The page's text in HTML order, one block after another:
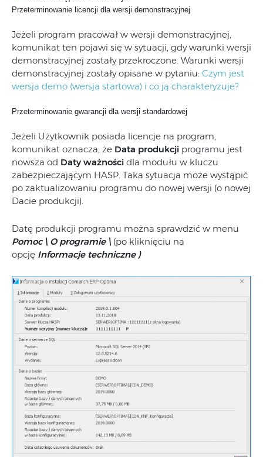
Przeterminowanie licencji dla wersji demonstracyjnej
Jeżeli program pracował w wersji demonstracyjnej,
komunikat ten pojawi się w sytuacji, gdy warunki wersji
demonstracyjnej zostały przekroczone. Warunki wersji
demonstracyjnej zostały opisane w pytaniu: Czym jest
wersja demo (wersja startowa) i co ją charakteryzuje?
Przeterminowanie gwarancji dla wersji standardowej
Jeżeli Użytkownik posiada licencje na program,
komunikat oznacza, że Data produkcji programu jest
nowsza od Daty ważności dla modułu w kluczu
zabezpieczającym HASP. Taka sytuacja może wystąpić
po zaktualizowaniu programu do nowej wersji (o nowej
Dacie produkcji).
Datę produkcji programu można sprawdzić w menu
Pomoc \ O programie \ (po kliknięciu na
opcję Informacje techniczne )